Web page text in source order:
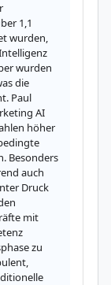
1,1
wurden,
wurden
die
Paul
AI
höher
Besonders
auch
Druck
mit
zu